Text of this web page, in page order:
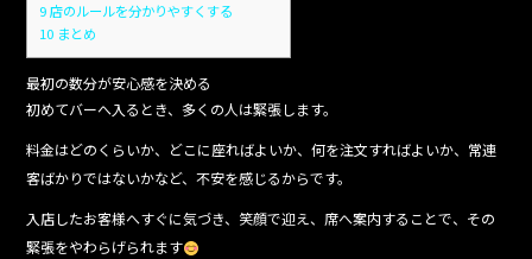
9店のルールを分かりやすくする
10 まとめ
最初の数分が安心感を決める
初めてバーへ入るとき、多くの人は緊張します。
料金はどのくらいか、どこに座ればよいか、何を注文すればよいか、常連
客ばかりではないかなど、不安を感じるからです。
入店したお客様へすぐに気づき、笑顔で迎え、席へ案内することで、その
緊張をやわらげられます